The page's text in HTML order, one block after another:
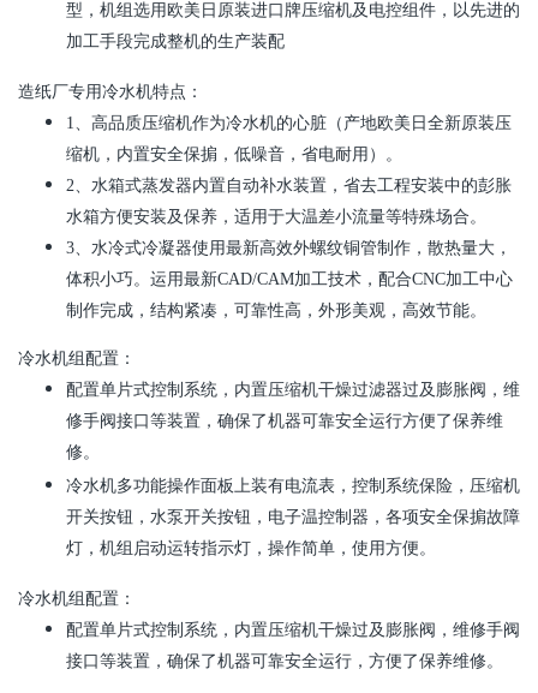
型，机组选用欧美日原装进口牌压缩机及电控组件，以先进的
加工手段完成整机的生产装配
造纸厂专用冷水机特点：
1、高品质压缩机作为冷水机的心脏（产地欧美日全新原装压
缩机，内置安全保掮，低噪音，省电耐用）。
2、水箱式蒸发器内置自动补水装置，省去工程安装中的彭胀
水箱方便安装及保养，适用于大温差小流量等特殊场合。
3、水冷式冷凝器使用最新高效外螺纹铜管制作，散热量大，
体积小巧。运用最新CAD/CAM加工技术，配合CNC加工中心
制作完成，结构紧凑，可靠性高，外形美观，高效节能。
冷水机组 配置：
配置单片式控制系统，内置压缩机干燥过滤器过及膨胀阀，维
修手阀接口等装置，确保了机器可靠安全运行方便了保养维
修。
冷水机多功能操作面板上装有电流表，控制系统保险，压缩机
开关按钮，水泵开关按钮，电子温控制器，各项安全保掮故障
灯，机组启动运转指示灯，操作简单，使用方便。
冷水机组 配置：
配置单片式控制系统，内置压缩机干燥过及膨胀阀，维修手阀
接口等装置，确保了机器可靠安全运行，方便了保养维修。